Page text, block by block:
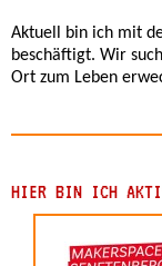
Aktuell bin ich mit
beschäftigt. Wir
Ort zum Leben
HIER BIN ICH